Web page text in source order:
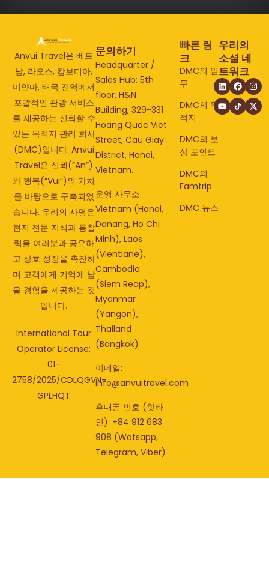
Anvui Travel은 베트
남, 라오스, 캄보디아,
미얀마, 태국 전역에서
포괄적인 관광 서비스
를 제공하는 신뢰할 수
있는 목적지 관리 회사
(DMC)입니다. Anvui
Travel은 신뢰(“An”)
와 행복(“Vui”)의 가치
를 바탕으로 구축되었
습니다. 우리의 사명은
현지 전문 지식과 통찰
력을 여러분과 공유하
고 상호 성장을 촉진하
며 고객에게 기억에 남
을 경험을 제공하는 것
입니다.
International Tour
Operator License:
01-
2758/2025/CDLQGVN-
GPLHQT
문의하기
Headquarter /
Sales Hub: 5th
floor, H&N
Building, 329-331
Hoang Quoc Viet
Street, Cau Giay
District, Hanoi,
Vietnam.
운영 사무소:
Vietnam (Hanoi,
Danang, Ho Chi
Minh), Laos
(Vientiane),
Cambodia
(Siem Reap),
Myanmar
(Yangon),
Thailand
(Bangkok)
이메일:
info@anvuitravel.com
휴대폰 번호 (핫라
인): +84 912 683
908 (Watsapp,
Telegram, Viber)
빠른 링
크
DMC의 임
무
DMC의 목
적지
DMC의 보
상 포인트
DMC의
Famtrip
DMC 뉴스
우리의
소셜 네
트워크